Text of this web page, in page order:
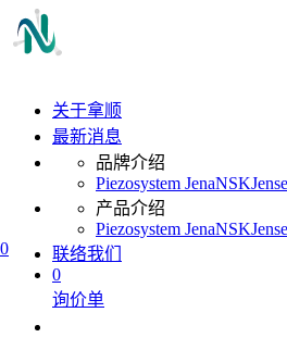
0
关于拿顺
最新消息
品牌介绍
Piezosystem JenaNSK
产品介绍
Piezosystem JenaNSK
联络我们
0
询价单